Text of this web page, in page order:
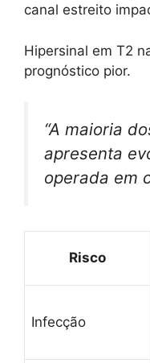
canal estreito
Hipersinal em T2
prognóstico pior.
“A maioria
apresenta
operada em
Risco
Infecção